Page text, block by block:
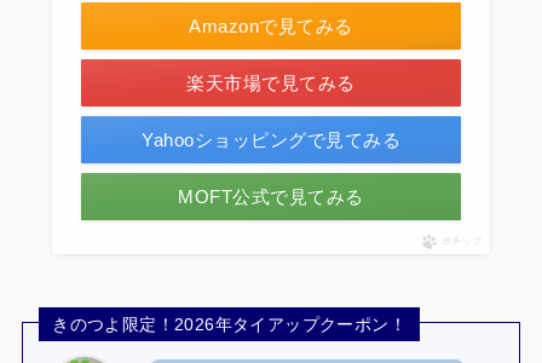
Amazonで見てみる
楽天市場で見てみる
Yahooショッピングで見てみる
MOFT公式で見てみる
ポチップ
きのつよ限定！2026年タイアップクーポン！